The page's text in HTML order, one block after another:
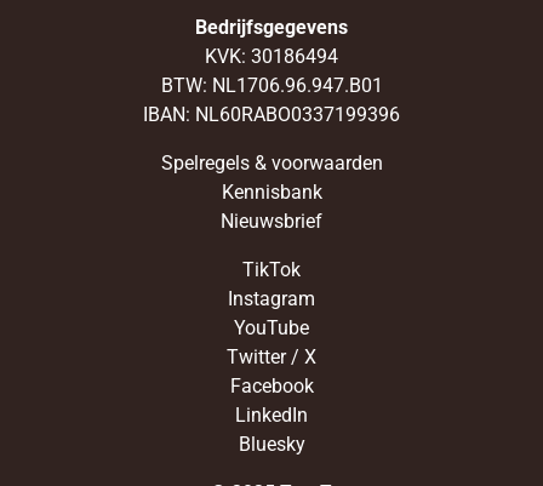
Bedrijfsgegevens
KVK: 30186494
BTW: NL1706.96.947.B01
IBAN: NL60RABO0337199396
Spelregels & voorwaarden
Kennisbank
Nieuwsbrief
TikTok
Instagram
YouTube
Twitter / X
Facebook
LinkedIn
Bluesky